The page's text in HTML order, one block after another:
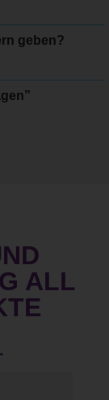
geben?
ALL